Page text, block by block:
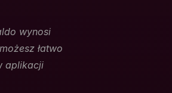
wynosi
łatwo
aplikacji